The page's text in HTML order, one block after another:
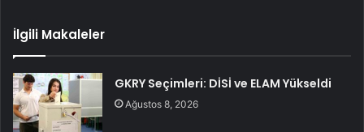
İlgili Makaleler
GKRY Seçimleri: DİSİ ve ELAM Yükseldi
Ağustos 8, 2026